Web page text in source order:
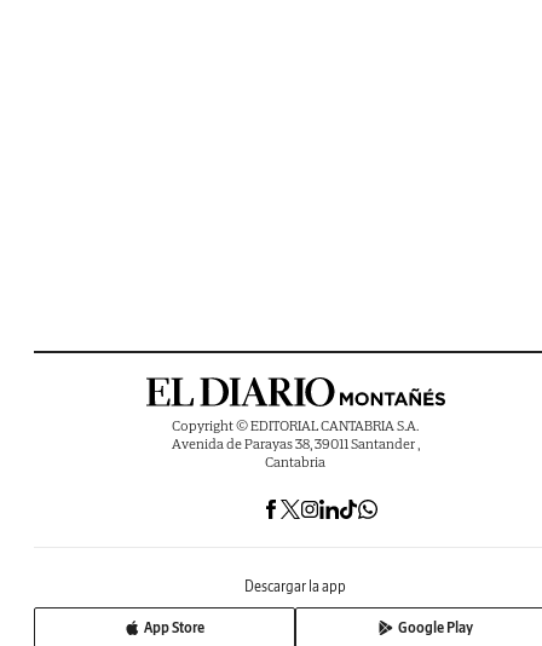
Copyright © EDITORIAL CANTABRIA S.A.
Avenida de Parayas 38, 39011 Santander ,
Cantabria
Descargar la app
App Store Google Play